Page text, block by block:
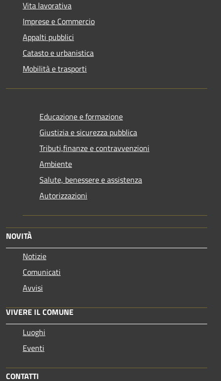
Vita lavorativa
Imprese e Commercio
Appalti pubblici
Catasto e urbanistica
Mobilità e trasporti
Educazione e formazione
Giustizia e sicurezza pubblica
Tributi,finanze e contravvenzioni
Ambiente
Salute, benessere e assistenza
Autorizzazioni
NOVITÀ
Notizie
Comunicati
Avvisi
VIVERE IL COMUNE
Luoghi
Eventi
CONTATTI